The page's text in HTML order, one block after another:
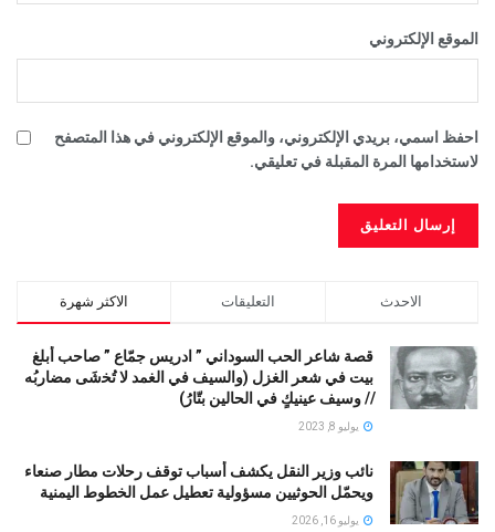
الموقع الإلكتروني
احفظ اسمي، بريدي الإلكتروني، والموقع الإلكتروني في هذا المتصفح
لاستخدامها المرة المقبلة في تعليقي.
الاكثر شهرة التعليقات الاحدث
قصة شاعر الحب السوداني ” ادريس جمّاع ” صاحب أبلغ
بيت في شعر الغزل (وﺍﻟﺴﻴﻒ ﻓﻲ الغمد ﻻ ﺗُﺨشَى مضاربُه
// ﻭﺳﻴﻒ ﻋﻴﻨﻴﻚٍ ﻓﻲ ﺍﻟﺤﺎﻟﻴﻦ ﺑﺘّﺎﺭُ)
يوليو 8, 2023
نائب وزير النقل يكشف أسباب توقف رحلات مطار صنعاء
ويحمّل الحوثيين مسؤولية تعطيل عمل الخطوط اليمنية
يوليو 16, 2026